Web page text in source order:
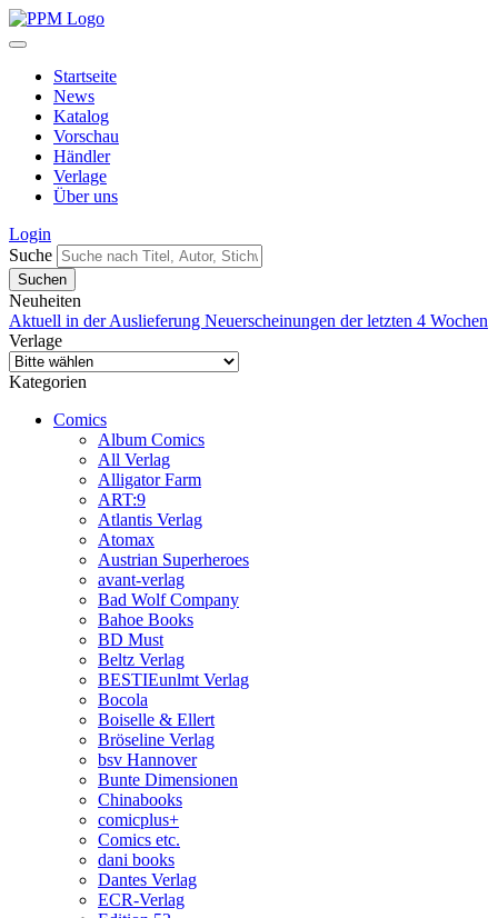
Startseite
News
Katalog
Vorschau
Händler
Verlage
Über uns
Login
Suche
Neuheiten
Aktuell in der Auslieferung Neuerscheinungen der letzten 4 Wochen
Verlage
Kategorien
Comics
Album Comics
All Verlag
Alligator Farm
ART:9
Atlantis Verlag
Atomax
Austrian Superheroes
avant-verlag
Bad Wolf Company
Bahoe Books
BD Must
Beltz Verlag
BESTIEunlmt Verlag
Bocola
Boiselle & Ellert
Bröseline Verlag
bsv Hannover
Bunte Dimensionen
Chinabooks
comicplus+
Comics etc.
dani books
Dantes Verlag
ECR-Verlag